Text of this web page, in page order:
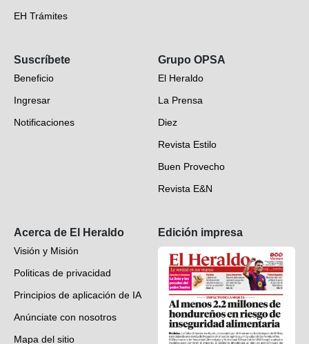
EH Trámites
EH Verifica
Fotogalerías
Deportes
Videos
Suscríbete
Beneficio
Ingresar
Notificaciones
Grupo OPSA
El Heraldo
La Prensa
Diez
Revista Estilo
Buen Provecho
Revista E&N
Acerca de El Heraldo
Visión y Misión
Politicas de privacidad
Principios de aplicación de IA
Anúnciate con nosotros
Mapa del sitio
Edición impresa